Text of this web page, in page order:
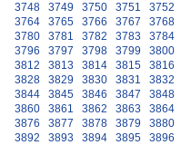
3748
3749 3750 3751 3752
3764
3765 3766 3767 3768
3780
3781 3782 3783 3784
3796
3797 3798 3799 3800
3812
3813 3814 3815 3816
3828
3829 3830 3831 3832
3844
3845 3846 3847 3848
3860
3861 3862 3863 3864
3876
3877 3878 3879 3880
3892
3893 3894 3895 3896